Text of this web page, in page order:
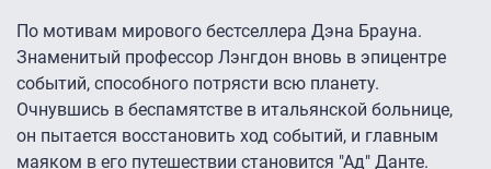
По мотивам мирового бестселлера Дэна Брауна.
Знаменитый профессор Лэнгдон вновь в эпицентре
событий, способного потрясти всю планету.
Очнувшись в беспамятстве в итальянской больнице,
он пытается восстановить ход событий, и главным
маяком в его путешествии становится "Ад" Данте.